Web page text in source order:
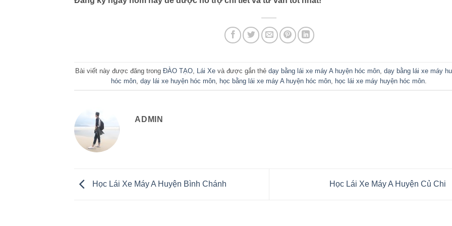
Bài viết này được đăng trongĐÀO TẠO Lái Xe và được gắn thẻdạy bằng lái xe máy A huyện hóc môn ,dạy bằng lái xe máy
hóc môn ,dạy lái xe huyện hóc môn học bằng lái xe máy A huyện hóc môn học lái xe máy huyện hóc môn
ADMIN
Học Lái Xe Máy A Huyện Bình Chánh Học Lái Xe Máy A Huyện Củ Chi